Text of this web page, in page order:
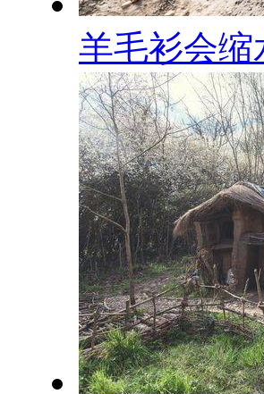
羊毛衫会缩